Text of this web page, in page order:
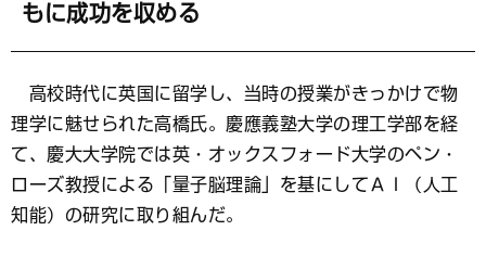
もに成功を収める
高校時代に英国に留学し、当時の授業がきっかけで物
理学に魅せられた高橋氏。慶應義塾大学の理工学部を経
て、慶大大学院では英・オックスフォード大学のペン・
ローズ教授による「量子脳理論」を基にしてＡＩ（人工
知能）の研究に取り組んだ。